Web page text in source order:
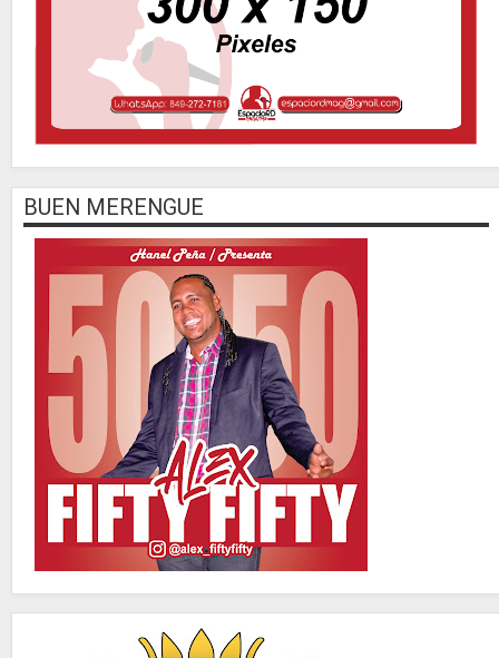
BUEN MERENGUE